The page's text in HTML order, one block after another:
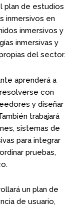
plan de estudios
inmersivos en
inmersivos y
inmersivas y
del sector.
aprenderá a
con
y diseñar
trabajará
sistemas de
para integrar
pruebas,
un plan de
de usuario,